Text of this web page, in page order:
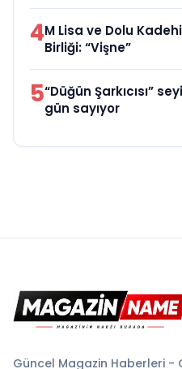
4M Lisa ve Dolu
Birliği: “Vişne”
5“Düğün Şarkıcısı”
gün sayıyor
Güncel Magazin Haberleri -